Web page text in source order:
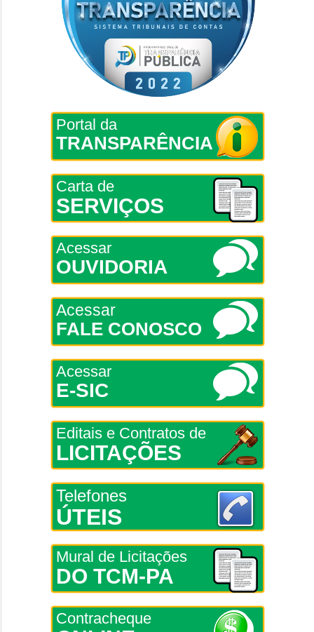
Portal da
TRANSPARÊNCIA
Carta de
SERVIÇOS
Acessar
OUVIDORIA
Acessar
FALE CONOSCO
Acessar
E-SIC
Editais e Contratos de
LICITAÇÕES
Telefones
ÚTEIS
Mural de Licitações
DO TCM-PA
Contracheque